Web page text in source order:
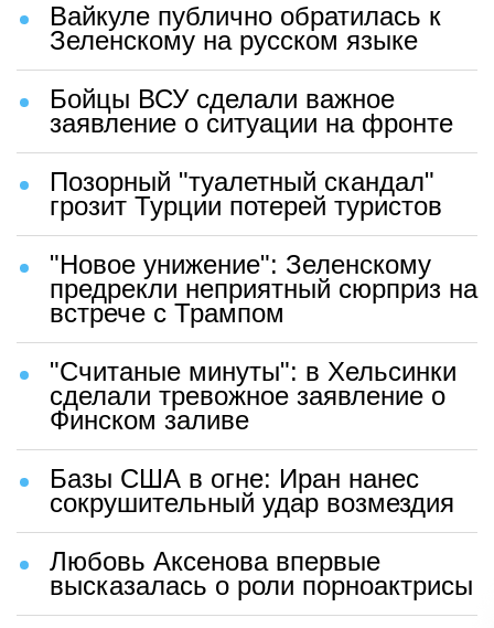
Вайкуле публично обратилась к
Зеленскому на русском языке
Бойцы ВСУ сделали важное
заявление о ситуации на фронте
Позорный "туалетный скандал"
грозит Турции потерей туристов
"Новое унижение": Зеленскому
предрекли неприятный сюрприз на
встрече с Трампом
"Считаные минуты": в Хельсинки
сделали тревожное заявление о
Финском заливе
Базы США в огне: Иран нанес
сокрушительный удар возмездия
Любовь Аксенова впервые
высказалась о роли порноактрисы